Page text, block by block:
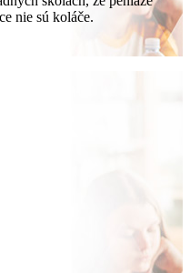
nie sú koláče.